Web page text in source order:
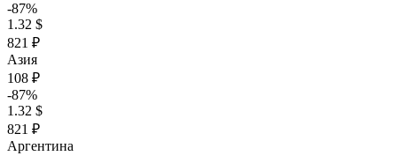
-87%
1.32 $
821 ₽
Азия
108 ₽
-87%
1.32 $
821 ₽
Аргентина